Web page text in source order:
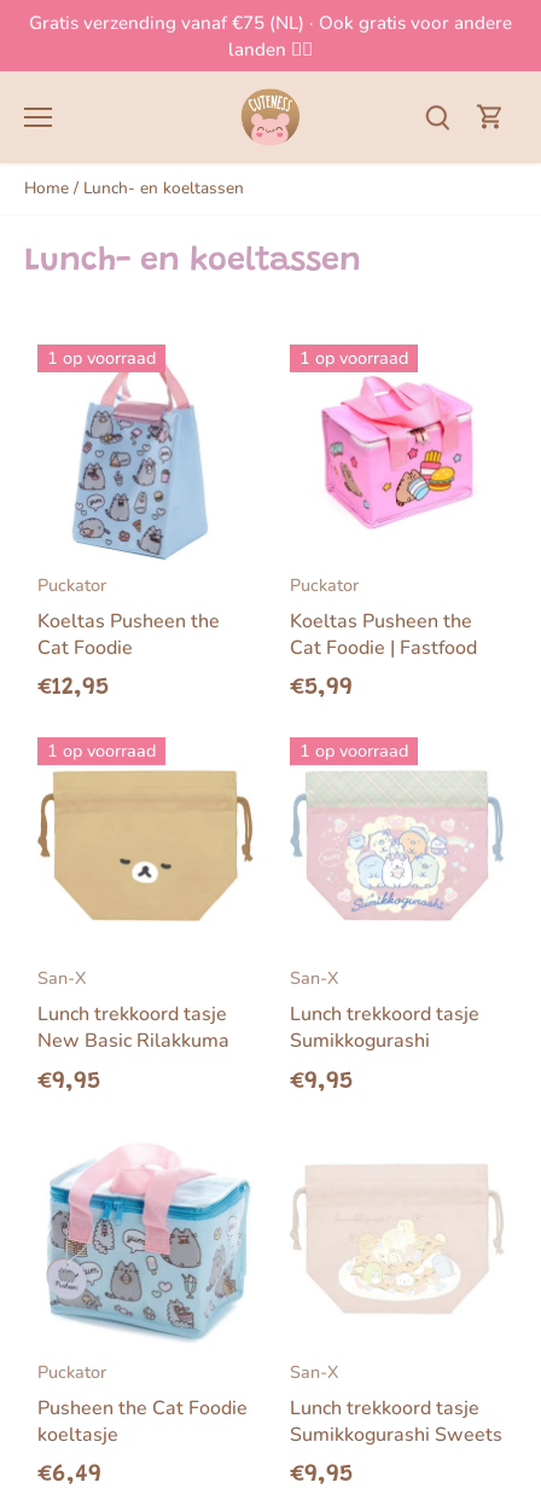
Meteen
de
Gratis verzending vanaf €75 (NL) · Ook gratis voor andere
landen 👈🏻
Home / Lunch- en koeltassen
Lunch- en koeltassen
1 op voorraad
Puckator
Koeltas Pusheen the
Cat Foodie
€12,95
1 op voorraad
Puckator
Koeltas Pusheen the
Cat Foodie | Fastfood
€5,99
1 op voorraad
San-X
Lunch trekkoord tasje
New Basic Rilakkuma
€9,95
1 op voorraad
San-X
Lunch trekkoord tasje
Sumikkogurashi
€9,95
Puckator
Pusheen the Cat Foodie
koeltasje
€6,49
San-X
Lunch trekkoord tasje
Sumikkogurashi Sweets
€9,95